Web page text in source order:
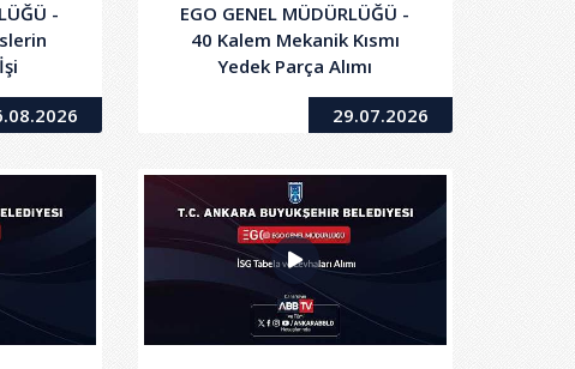
-
EGO GENEL MÜDÜRLÜĞÜ -
40 Kalem Mekanik Kısmı
Yedek Parça Alımı
29.07.2026